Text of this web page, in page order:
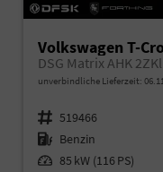
Volkswagen T-
DSG Matrix AHK
unverbindliche Lieferzeit:
Fahrzeugnr. 519466
Kraftstoff Benzin
Leistung 85 kW (116 PS)